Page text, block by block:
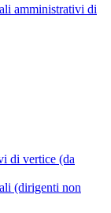
amministrativi di
di vertice (da
(dirigenti non